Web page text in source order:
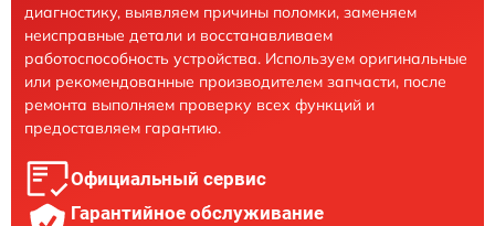
диагностику, выявляем причины поломки, заменяем
неисправные детали и восстанавливаем
работоспособность устройства. Используем оригинальные
или рекомендованные производителем запчасти, после
ремонта выполняем проверку всех функций и
предоставляем гарантию.
Официальный сервис
Гарантийное обслуживание